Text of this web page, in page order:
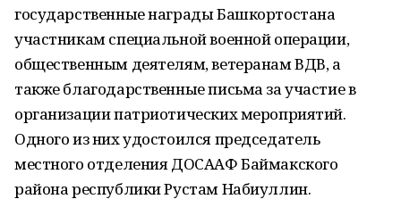
государственные награды Башкортостана
участникам специальной военной операции,
общественным деятелям, ветеранам ВДВ, а
также благодарственные письма за участие в
организации патриотических мероприятий.
Одного из них удостоился председатель
местного отделения ДОСААФ Баймакского
района республики Рустам Набиуллин.